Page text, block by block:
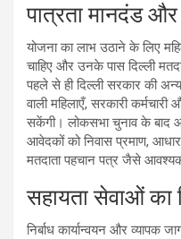
पात्रता मानदंड
योजना का लाभ उठाने के लिए
चाहिए और उनके पास दिल्ली
पहले से ही दिल्ली सरकार की
वाली महिलाएँ, सरकारी
सकेंगी। लोकसभा चुनाव के बाद
आवेदकों को निवास प्रमाण,
मतदाता पहचान पत्र जैसे
सहायता सेवाओं का
निर्बाध कार्यान्वयन और व्यापक